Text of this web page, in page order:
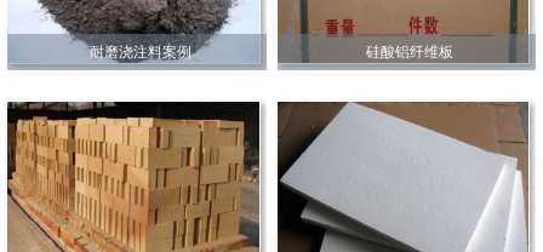
耐磨浇注料案例 硅酸铝纤维板